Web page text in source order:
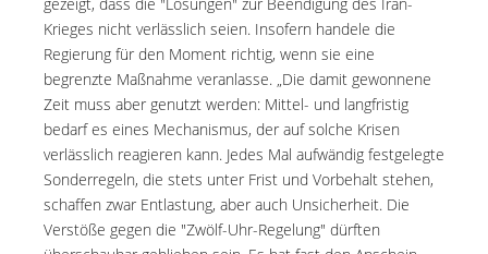
Krieges nicht verlässlich seien. Insofern handele die
Regierung für den Moment richtig, wenn sie eine
begrenzte Maßnahme veranlasse. „Die damit gewonnene
Zeit muss aber genutzt werden: Mittel- und langfristig
bedarf es eines Mechanismus, der auf solche Krisen
verlässlich reagieren kann. Jedes Mal aufwändig festgelegte
Sonderregeln, die stets unter Frist und Vorbehalt stehen,
schaffen zwar Entlastung, aber auch Unsicherheit. Die
Verstöße gegen die "Zwölf-Uhr-Regelung" dürften